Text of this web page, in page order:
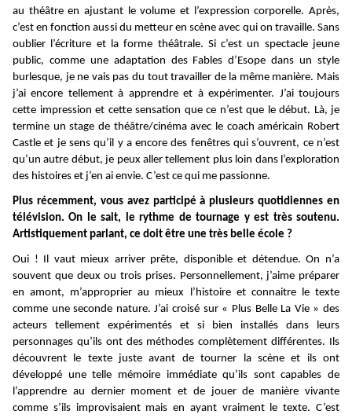
au théâtre en ajustant le volume et l’expression corporelle. Après,
c’est en fonction aussi du metteur en scène avec qui on travaille. Sans
oublier l’écriture et la forme théâtrale. Si c’est un spectacle jeune
public, comme une adaptation des Fables d’Esope dans un style
burlesque, je ne vais pas du tout travailler de la même manière. Mais
j’ai encore tellement à apprendre et à expérimenter. J’ai toujours
cette impression et cette sensation que ce n’est que le début. Là, je
termine un stage de théâtre/cinéma avec le coach américain Robert
Castle et je sens qu’il y a encore des fenêtres qui s’ouvrent, ce n’est
qu’un autre début, je peux aller tellement plus loin dans l’exploration
des histoires et j’en ai envie. C’est ce qui me passionne.
Plus récemment, vous avez participé à plusieurs quotidiennes en
télévision. On le sait, le rythme de tournage y est très soutenu.
Artistiquement parlant, ce doit être une très belle école ?
Oui ! Il vaut mieux arriver prête, disponible et détendue. On n’a
souvent que deux ou trois prises. Personnellement, j’aime préparer
en amont, m’approprier au mieux l’histoire et connaitre le texte
comme une seconde nature. J’ai croisé sur « Plus Belle La Vie » des
acteurs tellement expérimentés et si bien installés dans leurs
personnages qu’ils ont des méthodes complètement différentes. Ils
découvrent le texte juste avant de tourner la scène et ils ont
développé une telle mémoire immédiate qu’ils sont capables de
l’apprendre au dernier moment et de jouer de manière vivante
comme s’ils improvisaient mais en ayant vraiment le texte. C’est